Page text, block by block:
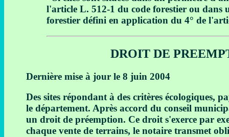
l'article L. 512-1 du code forestier ou dans
forestier défini en application du 4° de
DROIT DE
Dernière mise à jour le 8 juin 2004
Des sites répondant à des critères écologiques,
le département. Après accord du conseil
un droit de préemption. Ce droit s'exerce par
chaque vente de terrains, le notaire transmet